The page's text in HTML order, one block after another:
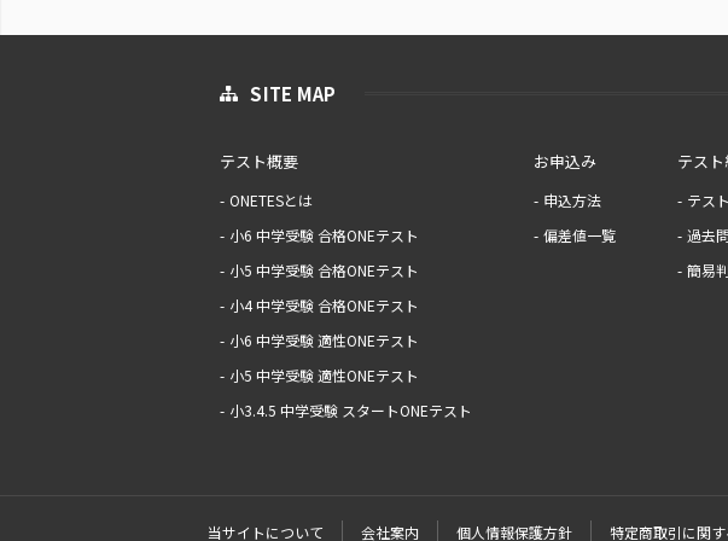
SITE MAP
テスト概要
ONETESとは
小6 中学受験 合格ONEテスト
小5 中学受験 合格ONEテスト
小4 中学受験 合格ONEテスト
小6 中学受験 適性ONEテスト
小5 中学受験 適性ONEテスト
小3.4.5 中学受験 スタートONEテスト
お申込み
申込方法
偏差値一覧
テス
テス
過去
簡易
当サイトについて 会社案内 個人情報保護方針 特定商取引に関